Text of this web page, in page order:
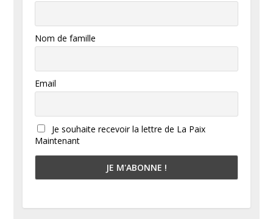
Nom de famille
Email
Je souhaite recevoir la lettre de La Paix
Maintenant